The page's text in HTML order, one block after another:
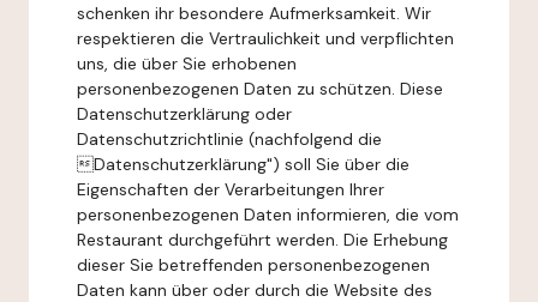
schenken ihr besondere Aufmerksamkeit. Wir
respektieren die Vertraulichkeit und verpflichten
uns, die über Sie erhobenen
personenbezogenen Daten zu schützen. Diese
Datenschutzerklärung oder
Datenschutzrichtlinie (nachfolgend die
Datenschutzerklärung") soll Sie über die
Eigenschaften der Verarbeitungen Ihrer
personenbezogenen Daten informieren, die vom
Restaurant durchgeführt werden. Die Erhebung
dieser Sie betreffenden personenbezogenen
Daten kann über oder durch die Website des